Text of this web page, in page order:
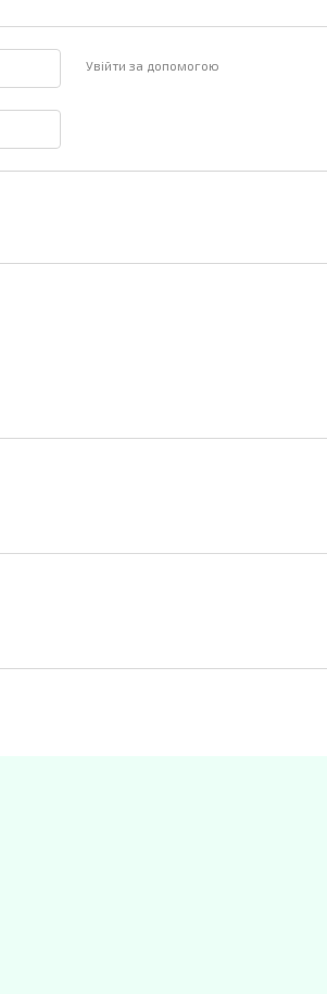
Увійти за допомогою